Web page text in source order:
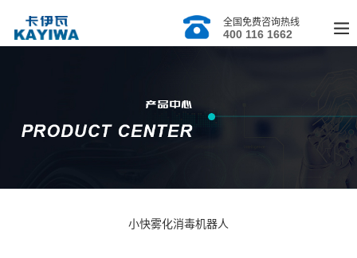
全国免费咨询热线
400 116 1662
小快雾化消毒机器人